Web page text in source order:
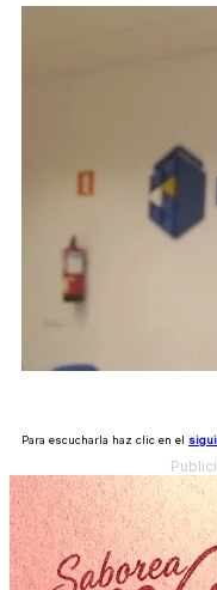
Para escucharla haz clic en el